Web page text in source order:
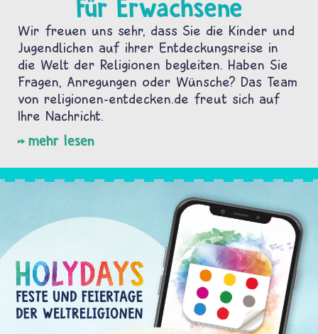
Für Erwachsene
Wir freuen uns sehr, dass Sie die Kinder und
Jugendlichen auf ihrer Entdeckungsreise in
die Welt der Religionen begleiten. Haben Sie
Fragen, Anregungen oder Wünsche? Das Team
von religionen-entdecken.de freut sich auf
Ihre Nachricht.
mehr lesen